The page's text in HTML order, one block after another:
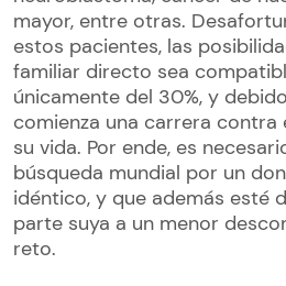
mayor, entre otras.
estos pacientes, las
familiar directo sea
únicamente del 30%, y
comienza una carrera contra
su vida. Por ende, es
búsqueda mundial por un
idéntico, y que además esté
parte suya a un menor
reto.